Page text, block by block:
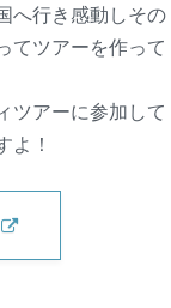
へ行き感動しその
てツアーを作って
ツアーに参加して
よ！